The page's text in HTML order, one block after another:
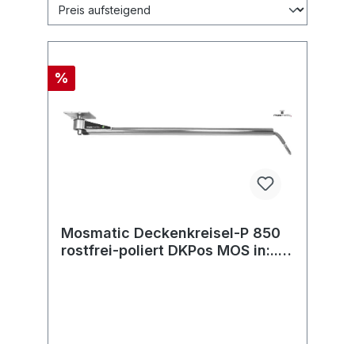
%
Mosmatic Deckenkreisel-P 850
rostfrei-poliert DKPos MOS in:...